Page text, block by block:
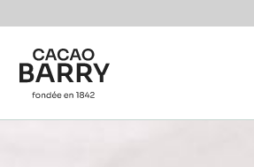
Skip to main content